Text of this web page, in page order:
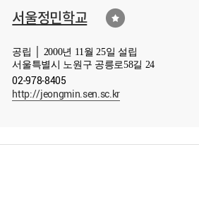
서울정민학교
공립 │ 2000년 11월 25일 설립
서울특별시 노원구 공릉로58길 24
02-978-8405
http://jeongmin.sen.sc.kr